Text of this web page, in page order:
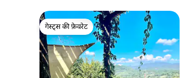
गेस्ट्स की फ़ेवरेट
गेस्ट्स की फ़ेवरेट